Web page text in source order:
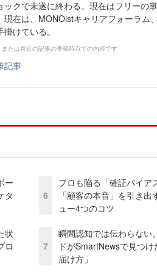
ックで未遂に終わる。現在はフリーの
在は、MONOistキャリアフォーラム、
けている。
たは直近の記事の寄稿時点での内容です
記事
ー
タ
状
ロ
6
プロも陥る「確証バイア
「顧客の本音」を引き
ュー4つのコツ
7
瞬間認知では伝わらない
ドがSmartNewsで見つ
届け方」